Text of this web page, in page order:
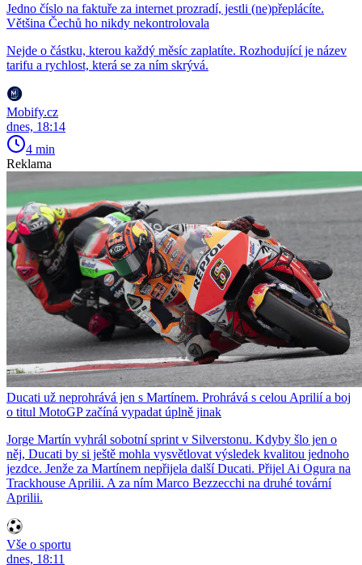
Jedno číslo na faktuře za internet prozradí, jestli (ne)přeplácíte.
Většina Čechů ho nikdy nekontrolovala
Nejde o částku, kterou každý měsíc zaplatíte. Rozhodující je název
tarifu a rychlost, která se za ním skrývá.
Mobify.cz
dnes, 18:14
4 min
Reklama
Ducati už neprohrává jen s Martínem. Prohrává s celou Aprilií a boj
o titul MotoGP začíná vypadat úplně jinak
Jorge Martín vyhrál sobotní sprint v Silverstonu. Kdyby šlo jen o
něj, Ducati by si ještě mohla vysvětlovat výsledek kvalitou jednoho
jezdce. Jenže za Martínem nepřijela další Ducati. Přijel Ai Ogura na
Trackhouse Aprilii. A za ním Marco Bezzecchi na druhé tovární
Aprilii.
Vše o sportu
dnes, 18:11